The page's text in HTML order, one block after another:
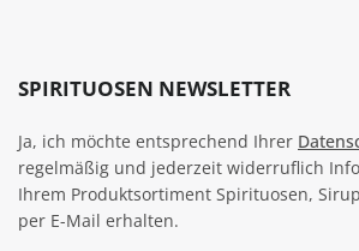
SPIRITUOSEN NEWSLETTER
Ja, ich möchte entsprechend Ihrer
regelmäßig und jederzeit widerruflich
Ihrem Produktsortiment Spirituosen,
per E-Mail erhalten.